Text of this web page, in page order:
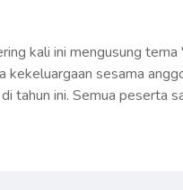
kali ini mengusung
kekeluargaan sesama
tahun ini. Semua peserta